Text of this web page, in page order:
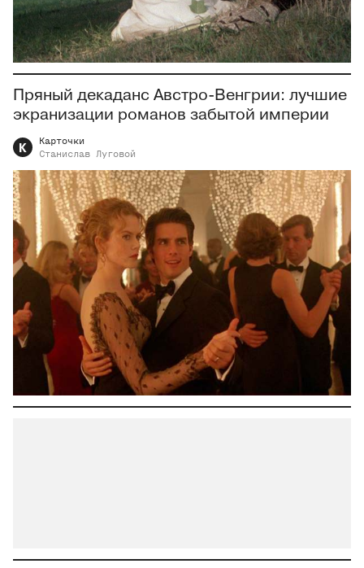
Пряный декаданс Австро-Венгрии: лучшие
экранизации романов забытой империи
К
Карточки
Станислав
Луговой